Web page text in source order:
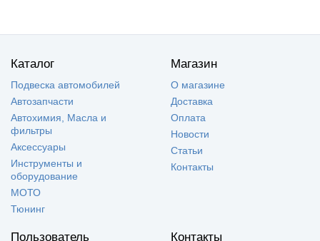
Каталог
Подвеска автомобилей
Автозапчасти
Автохимия, Масла и
фильтры
Аксессуары
Инструменты и
оборудование
МОТО
Тюнинг
Магазин
О магазине
Доставка
Оплата
Новости
Статьи
Контакты
Пользователь Контакты